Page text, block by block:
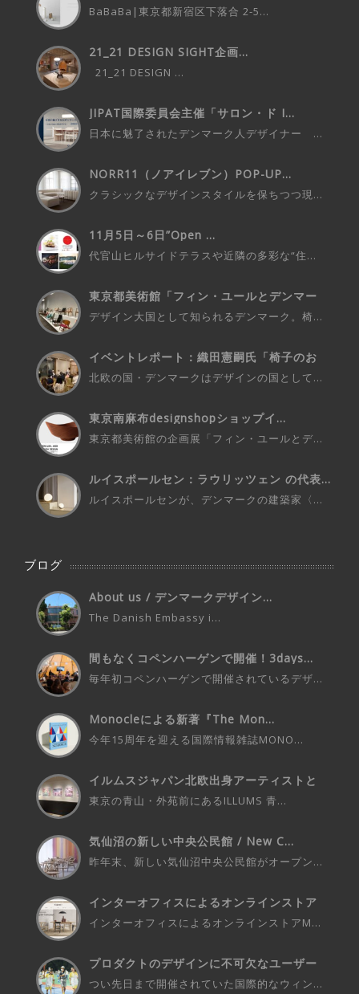
BaBaBa|東京都新宿区下落合 2-5...
21_21 DESIGN SIGHT企画...
21_21 DESIGN ...
JIPAT国際委員会主催「サロン・ド I...
日本に魅了されたデンマーク人デザイナー ...
NORR11（ノアイレブン）POP-UP...
クラシックなデザインスタイルを保ちつつ現...
11月5日～6日”Open ...
代官山ヒルサイドテラスや近隣の多彩な“住...
東京都美術館「フィン・ユールとデンマー
デザイン大国として知られるデンマーク。椅...
イベントレポート：織田憲嗣氏「椅子のお
話...
北欧の国・デンマークはデザインの国として...
東京南麻布designshopショップイ...
東京都美術館の企画展「フィン・ユールとデ...
ルイスポールセン：ラウリッツェン の代表...
ルイスポールセンが、デンマークの建築家〈...
ブログ
About us / デンマークデザイン...
The Danish Embassy i...
間もなくコペンハーゲンで開催！3days...
毎年初コペンハーゲンで開催されているデザ...
Monocleによる新著『The Mon...
今年15周年を迎える国際情報雑誌MONO...
イルムスジャパン北欧出身アーティストと
の...
東京の青山・外苑前にあるILLUMS 青...
気仙沼の新しい中央公民館 / New C...
昨年末、新しい気仙沼中央公民館がオープン...
インターオフィスによるオンラインストア
インターオフィスによるオンラインストアM...
プロダクトのデザインに不可欠なユーザー
つい先日まで開催されていた国際的なウィン...